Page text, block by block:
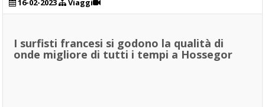
16-02-2023 Viaggi
I surfisti francesi si godono la qualità di
onde migliore di tutti i tempi a Hossegor